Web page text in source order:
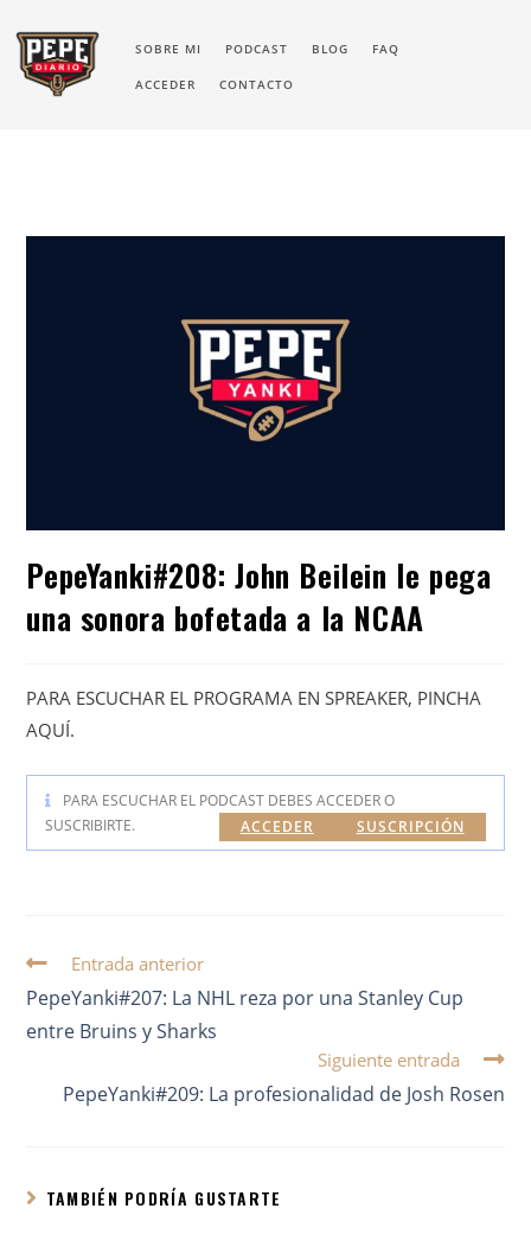
SOBRE MI PODCAST BLOG FAQ
ACCEDER CONTACTO
PepeYanki#208: John Beilein le pega
una sonora bofetada a la NCAA
PARA ESCUCHAR EL PROGRAMA EN SPREAKER, PINCHA
AQUÍ.
PARA ESCUCHAR EL PODCAST DEBES ACCEDER O
SUSCRIBIRTE.
SUSCRIPCIÓN
ACCEDER
Entrada anterior
PepeYanki#207: La NHL reza por una Stanley Cup
entre Bruins y Sharks
Siguiente entrada
PepeYanki#209: La profesionalidad de Josh Rosen
TAMBIÉN PODRÍA GUSTARTE